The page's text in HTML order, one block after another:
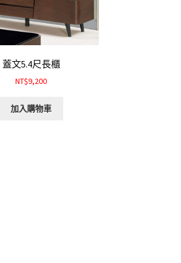
蓋文5.4尺長櫃
NT$9,200
加入購物車